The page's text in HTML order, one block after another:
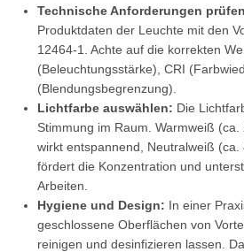
Technische Anforderungen
Produktdaten der Leuchte mit den
12464-1. Achte auf die korrekten
(Beleuchtungsstärke), CRI
(Blendungsbegrenzung).
Lichtfarbe auswählen: Die
Stimmung im Raum. Warmweiß
wirkt entspannend, Neutralweiß (ca.
fördert die Konzentration und
Arbeiten.
Hygiene und Design: In einer
geschlossene Oberflächen von
reinigen und desinfizieren lassen.